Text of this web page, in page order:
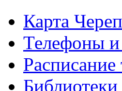
Карта
Телефоны и
Расписание
Библиотеки